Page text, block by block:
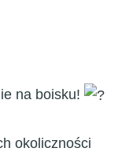
na boisku!
okoliczności